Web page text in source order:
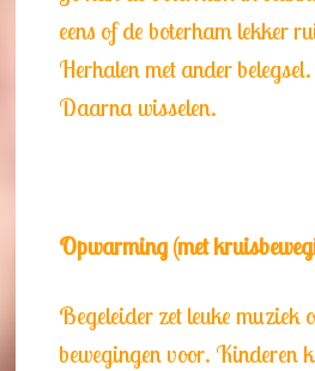
eens of de boterham lekker
Herhalen met ander belegsel.
Daarna wisselen.
Opwarming (met
Begeleider zet leuke muziek
bewegingen voor. Kinderen